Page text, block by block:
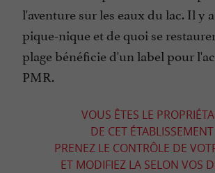
l'aventure sur les eaux du lac. Il y
pique-nique et de quoi se
plage bénéficie d'un label pour
PMR.
VOUS ÊTES LE
DE CET
PRENEZ LE CONTRÔLE DE
ET MODIFIEZ LA SELON VOS